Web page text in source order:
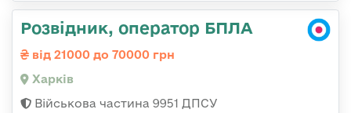
Розвідник, оператор БПЛА
від 21000 до 70000 грн
Харків
Військова частина 9951 ДПСУ